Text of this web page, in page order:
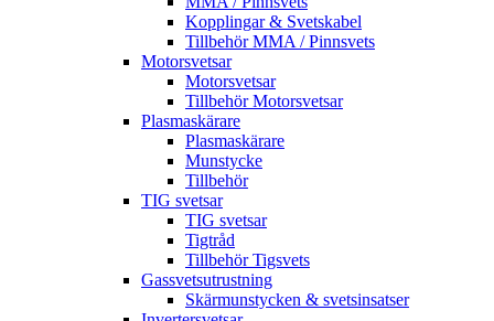
Kopplingar & Svetskabel
Tillbehör MMA / Pinnsvets
Motorsvetsar
Motorsvetsar
Tillbehör Motorsvetsar
Plasmaskärare
Plasmaskärare
Munstycke
Tillbehör
TIG svetsar
TIG svetsar
Tigtråd
Tillbehör Tigsvets
Gassvetsutrustning
Skärmunstycken & svetsinsatser